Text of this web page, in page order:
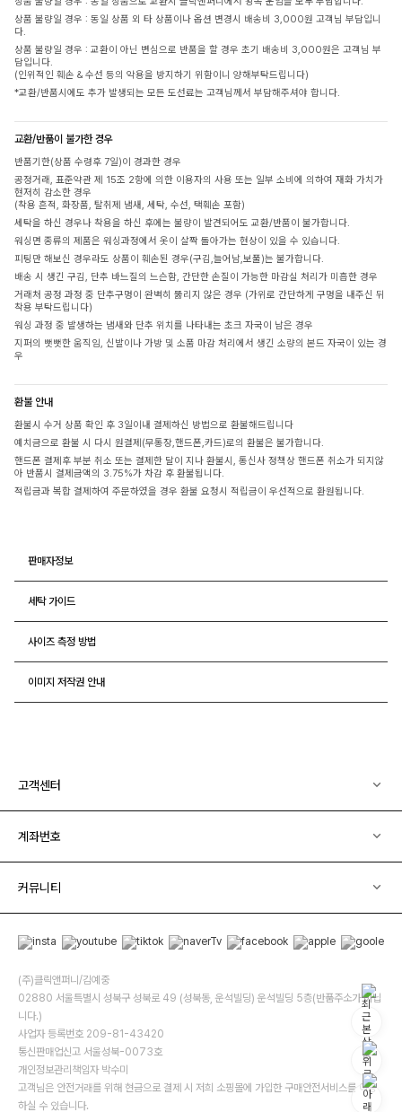
상품 불량일 경우 : 동일 상품 외 타 상품이나 옵션 변경시 배송비 3,000원 고객님 부담입니
다.
상품 불량일 경우 : 교환이 아닌 변심으로 반품을 할 경우 초기 배송비 3,000원은 고객님 부
담입니다.
(인위적인 훼손 & 수선 등의 악용을 방지하기 위함이니 양해부탁드립니다)
*교환/반품시에도 추가 발생되는 모든 도선료는 고객님께서 부담해주셔야 합니다.
교환/반품이 불가한 경우
반품기한(상품 수령후 7일)이 경과한 경우
공정거래, 표준약관 제 15조 2항에 의한 이용자의 사용 또는 일부 소비에 의하여 재화 가치가
현저히 감소한 경우
(착용 흔적, 화장품, 탈취제 냄새, 세탁, 수선, 택훼손 포함)
세탁을 하신 경우나 착용을 하신 후에는 불량이 발견되어도 교환/반품이 불가합니다.
워싱면 종류의 제품은 워싱과정에서 옷이 살짝 돌아가는 현상이 있을 수 있습니다.
피팅만 해보신 경우라도 상품이 훼손된 경우(구김,늘어남,보풀)는 불가합니다.
배송 시 생긴 구김, 단추 바느질의 느슨함, 간단한 손질이 가능한 마감실 처리가 미흡한 경우
거래처 공정 과정 중 단추구멍이 완벽히 뚫리지 않은 경우 (가위로 간단하게 구멍을 내주신 뒤
착용 부탁드립니다)
워싱 과정 중 발생하는 냄새와 단추 위치를 나타내는 초크 자국이 남은 경우
지퍼의 뻣뻣한 움직임, 신발이나 가방 및 소품 마감 처리에서 생긴 소량의 본드 자국이 있는 경
우
환불 안내
환불시 수거 상품 확인 후 3일이내 결제하신 방법으로 환불해드립니다
예치금으로 환불 시 다시 원결제(무통장,핸드폰,카드)로의 환불은 불가합니다.
핸드폰 결제후 부분 취소 또는 결제한 달이 지나 환불시, 통신사 정책상 핸드폰 취소가 되지않
아 반품시 결제금액의 3.75%가 차감 후 환불됩니다.
적립금과 복합 결제하여 주문하였을 경우 환불 요청시 적립금이 우선적으로 환원됩니다.
판매자정보
세탁 가이드
사이즈 측정 방법
이미지 저작권 안내
고객센터
계좌번호
커뮤니티
(주)클릭앤퍼니/김예중
02880 서울특별시 성북구 성북로 49 (성북동, 운석빌딩) 운석빌딩 5층(반품주소가 아닙
니다.)
사업자 등록번호 209-81-43420
통신판매업신고 서울성북-0073호
개인정보관리책임자 박수미
고객님은 안전거래를 위해 현금으로 결제 시 저희 소핑몰에 가입한 구매안전서비스를 이용
하실 수 있습니다.